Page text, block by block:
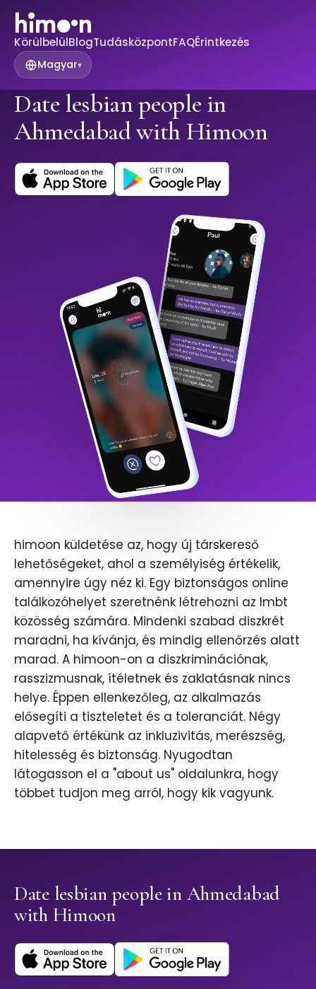
KörülbelülBlogTudásközpontFAQÉrintkezés
Magyar▾
Date lesbian people in
Ahmedabad with Himoon
himoon küldetése az, hogy új társkereső
lehetőségeket, ahol a személyiség értékelik,
amennyire úgy néz ki. Egy biztonságos online
találkozóhelyet szeretnénk létrehozni az lmbt
közösség számára. Mindenki szabad diszkrét
maradni, ha kívánja, és mindig ellenőrzés alatt
marad. A himoon-on a diszkriminációnak,
rasszizmusnak, ítéletnek és zaklatásnak nincs
helye. Éppen ellenkezőleg, az alkalmazás
elősegíti a tiszteletet és a toleranciát. Négy
alapvető értékünk az inkluzivitás, merészség,
hitelesség és biztonság. Nyugodtan
látogasson el a "about us" oldalunkra, hogy
többet tudjon meg arról, hogy kik vagyunk.
Date lesbian people in Ahmedabad
with Himoon